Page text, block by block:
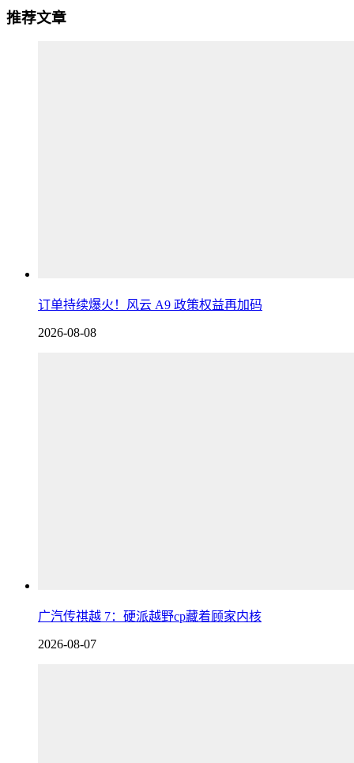
推荐文章
订单持续爆火！风云 A9 政策权益再加码
2026-08-08
广汽传祺越 7：硬派越野cp藏着顾家内核
2026-08-07